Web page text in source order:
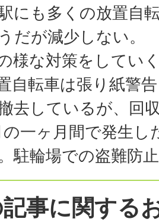
にも多くの放置自
だが減少しない。
様な対策をしてい
自転車は張り紙警
去しているが、回
の一ヶ月間で発生し
駐輪場での盗難防
事に関する